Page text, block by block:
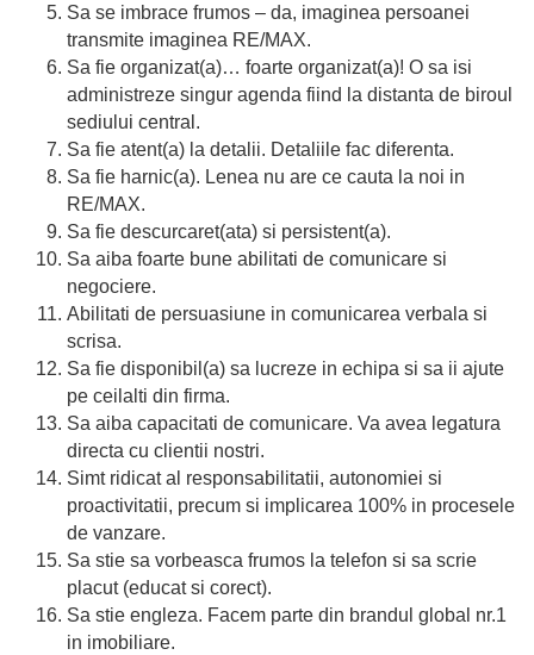
Sa se imbrace frumos – da, imaginea persoanei
transmite imaginea RE/MAX.
Sa fie organizat(a)… foarte organizat(a)! O sa isi
administreze singur agenda fiind la distanta de biroul
sediului central.
Sa fie atent(a) la detalii. Detaliile fac diferenta.
Sa fie harnic(a). Lenea nu are ce cauta la noi in
RE/MAX.
Sa fie descurcaret(ata) si persistent(a).
Sa aiba foarte bune abilitati de comunicare si
negociere.
Abilitati de persuasiune in comunicarea verbala si
scrisa.
Sa fie disponibil(a) sa lucreze in echipa si sa ii ajute
pe ceilalti din firma.
Sa aiba capacitati de comunicare. Va avea legatura
directa cu clientii nostri.
Simt ridicat al responsabilitatii, autonomiei si
proactivitatii, precum si implicarea 100% in procesele
de vanzare.
Sa stie sa vorbeasca frumos la telefon si sa scrie
placut (educat si corect).
Sa stie engleza. Facem parte din brandul global nr.1
in imobiliare.